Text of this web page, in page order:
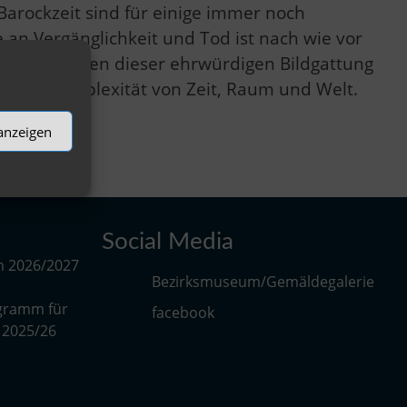
sind für einige immer noch
Vergänglichkeit und Tod ist nach wie vor
dieser ehrwürdigen Bildgattung
die Komplexität von Zeit, Raum und Welt.
2026/2027
für
26
Social Media
Bezirksmuseum/Gemäldegalerie
facebook